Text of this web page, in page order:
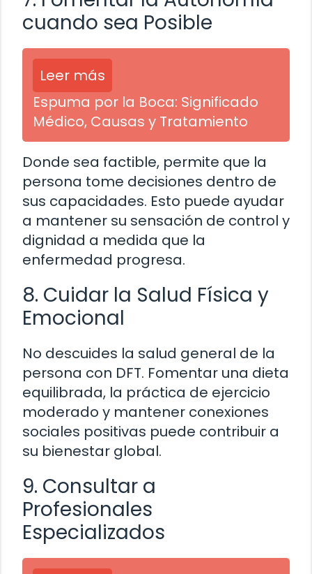
cuando sea Posible
Leer más
Espuma por la Boca: Significado
Médico, Causas y Tratamiento
Donde sea factible, permite que la
persona tome decisiones dentro de
sus capacidades. Esto puede ayudar
a mantener su sensación de control y
dignidad a medida que la
enfermedad progresa.
8. Cuidar la Salud Física y
Emocional
No descuides la salud general de la
persona con DFT. Fomentar una dieta
equilibrada, la práctica de ejercicio
moderado y mantener conexiones
sociales positivas puede contribuir a
su bienestar global.
9. Consultar a
Profesionales
Especializados